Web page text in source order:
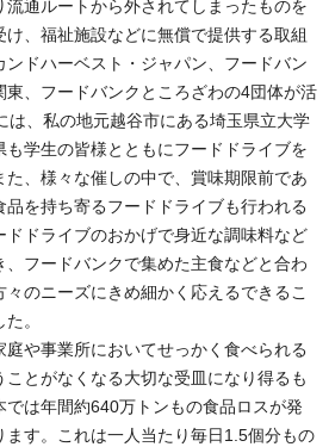
通ルートから外されてしまったものを
、福祉施設などに無償で提供する取組
ドハーベスト・ジャパン、フードバン
東、フードバンクところざわの4団体が活
は、私の地元越谷市にある埼玉県立大学
学生の皆様とともにフードドライブを
、様々な催しの中で、賞味期限前であ
品を持ち寄るフードドライブも行われる
ドドライブのおかげで身近な調味料など
フードバンクで集めた主食などと合わ
のニーズにきめ細かく応えるできるこ
。
や事業所においてせっかく食べられる
とがなくなる大切な受皿になり得るも
は年間約640万トンもの食品ロスが発
す。これは一人当たり毎日1.5個分もの